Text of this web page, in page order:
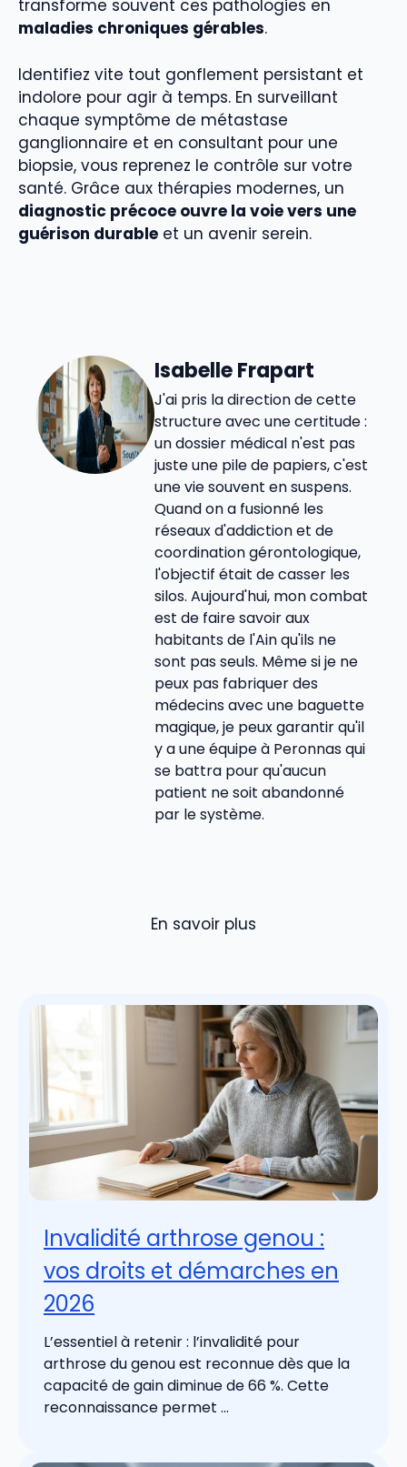
transforme souvent ces pathologies en
maladies chroniques gérables.
Identifiez vite tout gonflement persistant et
indolore pour agir à temps. En surveillant
chaque symptôme de métastase
ganglionnaire et en consultant pour une
biopsie, vous reprenez le contrôle sur votre
santé. Grâce aux thérapies modernes, un
diagnostic précoce ouvre la voie vers une
guérison durable et un avenir serein.
Isabelle Frapart
J'ai pris la direction de cette
structure avec une certitude :
un dossier médical n'est pas
juste une pile de papiers, c'est
une vie souvent en suspens.
Quand on a fusionné les
réseaux d'addiction et de
coordination gérontologique,
l'objectif était de casser les
silos. Aujourd'hui, mon combat
est de faire savoir aux
habitants de l'Ain qu'ils ne
sont pas seuls. Même si je ne
peux pas fabriquer des
médecins avec une baguette
magique, je peux garantir qu'il
y a une équipe à Peronnas qui
se battra pour qu'aucun
patient ne soit abandonné
par le système.
En savoir plus
Invalidité arthrose genou :
vos droits et démarches en
2026
L’essentiel à retenir : l’invalidité pour
arthrose du genou est reconnue dès que la
capacité de gain diminue de 66 %. Cette
reconnaissance permet ...